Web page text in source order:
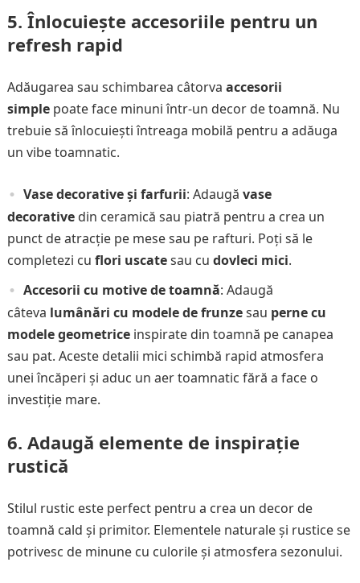
5.Înlocuiește accesoriile pentru un
refresh rapid
Adăugarea sau schimbarea câtorva accesorii
simplepoate face minuni într-un decor de toamnă. Nu
trebuie să înlocuiești întreaga mobilă pentru a adăuga
un vibe toamnatic.
Vase decorative și farfurii: Adaugă vase
decorativedin ceramică sau piatră pentru a crea un
punct de atracție pe mese sau pe rafturi. Poți să le
completezi cu flori uscatesau cu dovleci mici.
Accesorii cu motive de toamnă: Adaugă
câteva lumânări cu modele de frunzesau perne cu
modele geometriceinspirate din toamnă pe canapea
sau pat. Aceste detalii mici schimbă rapid atmosfera
unei încăperi și aduc un aer toamnatic fără a face o
investiție mare.
6. Adaugă elemente de inspirație
rustică
Stilul rustic este perfect pentru a crea un decor de
toamnă cald și primitor. Elementele naturale și rustice se
potrivesc de minune cu culorile și atmosfera sezonului.